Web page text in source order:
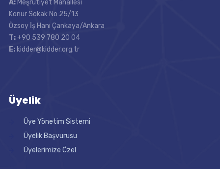
A: Meşrutiyet Mahallesi
Konur Sokak No:25/13
Özsoy İş Hanı Çankaya/Ankara
T:+90 539 780 20 04
E: kidder@kidder.org.tr
Üyelik
Üye Yönetim Sistemi
Üyelik Başvurusu
Üyelerimize Özel